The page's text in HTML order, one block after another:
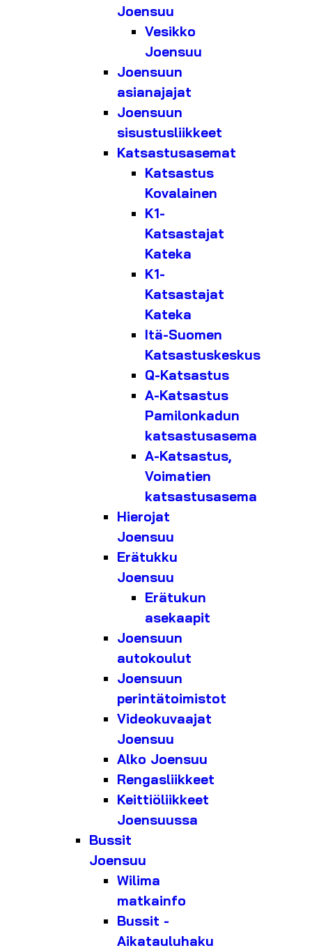
Joensuu
Vesikko
Joensuu
Joensuun
asianajajat
Joensuun
sisustusliikkeet
Katsastusasemat
Katsastus
Kovalainen
K1-
Katsastajat
Kateka
K1-
Katsastajat
Kateka
Itä-Suomen
Katsastuskeskus
Q-Katsastus
A-Katsastus
Pamilonkadun
katsastusasema
A-Katsastus,
Voimatien
katsastusasema
Hierojat
Joensuu
Erätukku
Joensuu
Erätukun
asekaapit
Joensuun
autokoulut
Joensuun
perintätoimistot
Videokuvaajat
Joensuu
Alko Joensuu
Rengasliikkeet
Keittiöliikkeet
Joensuussa
Bussit
Joensuu
Wilima
matkainfo
Bussit -
Aikatauluhaku